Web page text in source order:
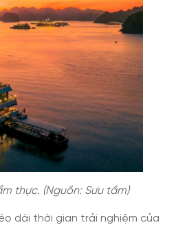
thực. (Nguồn: Sưu tầm)
dài thời gian trải nghiệm của